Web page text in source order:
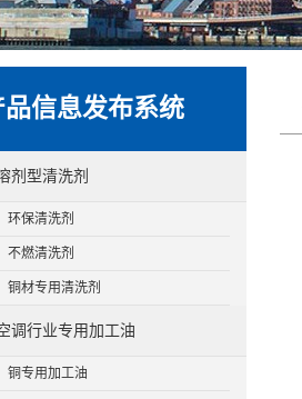
品信息发布系统
剂型清洗剂
环保清洗剂
不燃清洗剂
铜材专用清洗剂
调行业专用加工油
铜专用加工油